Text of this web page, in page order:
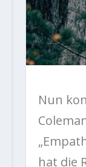
Nun
hat die